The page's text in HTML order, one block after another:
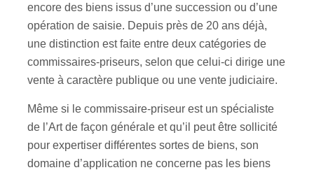
encore des biens issus d’une succession ou d’une
opération de saisie. Depuis près de 20 ans déjà,
une distinction est faite entre deux catégories de
commissaires-priseurs, selon que celui-ci dirige une
vente à caractère publique ou une vente judiciaire.
Même si le commissaire-priseur est un spécialiste
de l’Art de façon générale et qu’il peut être sollicité
pour expertiser différentes sortes de biens, son
domaine d’application ne concerne pas les biens